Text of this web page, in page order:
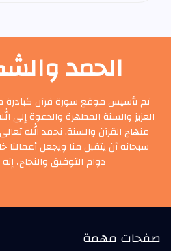
الحمد
تم تأسيس موقع سورة قرآن كبادرة
العزيز والسنة المطهرة والدعوة إلى
منهاج القرآن والسنة, نحمد الله
سبحانه أن يتقبل منا ويجعل أعمالنا
دوام التوفيق والنجاح،
صفحات مهمة